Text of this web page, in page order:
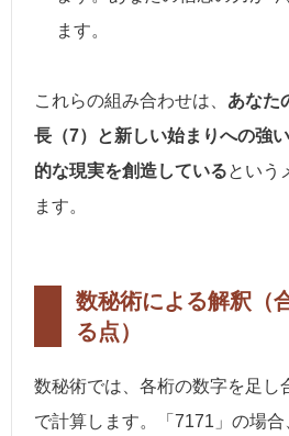
ます。
これらの組み合わせは、 あなた
長（7）と新しい始まりへの強
的な現実を創造しているという
ます。
数秘術による解釈（
る点）
数秘術では、各桁の数字を足し
で計算します。「7171」の場合